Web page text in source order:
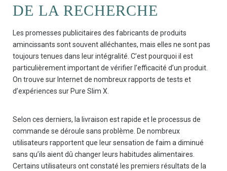
DE LA RECHERCHE
Les promesses publicitaires des fabricants de produits
amincissants sont souvent alléchantes, mais elles ne sont pas
toujours tenues dans leur intégralité. C’est pourquoi il est
particulièrement important de vérifier l’efficacité d’un produit.
On trouve sur Internet de nombreux rapports de tests et
d’expériences sur Pure Slim X.
Selon ces derniers, la livraison est rapide et le processus de
commande se déroule sans problème. De nombreux
utilisateurs rapportent que leur sensation de faim a diminué
sans qu’ils aient dû changer leurs habitudes alimentaires.
Certains utilisateurs ont constaté les premiers résultats de la